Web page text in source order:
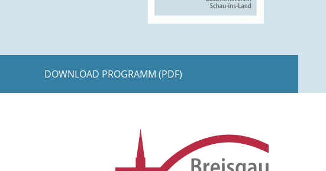
DOWNLOAD PROGRAMM (PDF)